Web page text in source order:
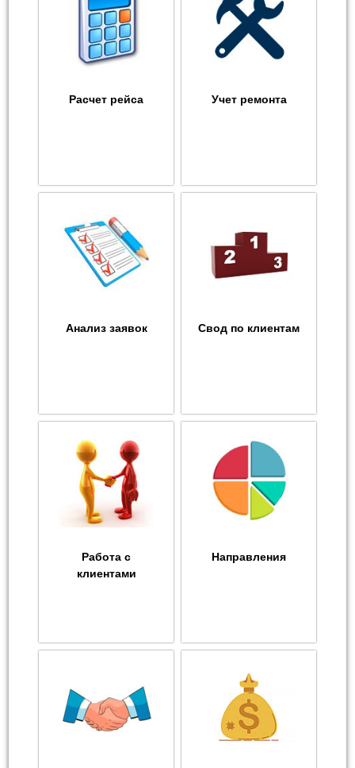
Расчет рейса Учет ремонта
Анализ заявок Свод по клиентам
Работа с
клиентами
Направления